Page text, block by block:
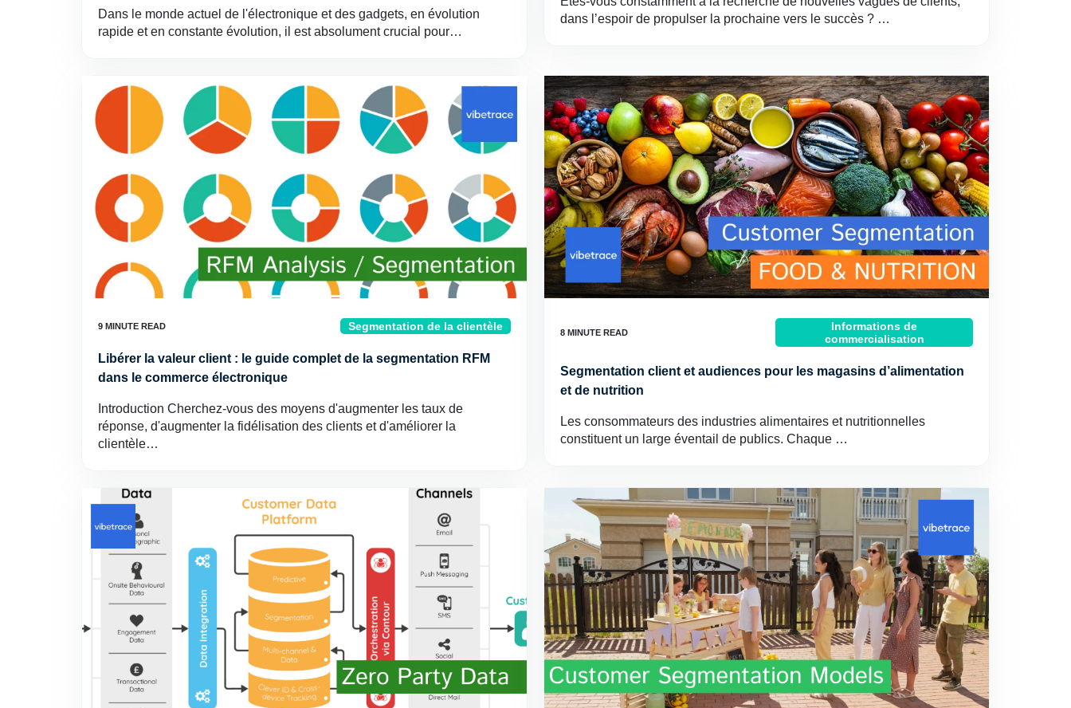
Dans le monde actuel de l'électronique et des gadgets, en évolution
rapide et en constante évolution, il est absolument crucial pour…
dans l’espoir de propulser la prochaine vers le succès ? …
Segmentation de la clientèle
Libérer la valeur client : le guide complet de la segmentation RFM
dans le commerce électronique
Introduction Cherchez-vous des moyens d'augmenter les taux de
réponse, d'augmenter la fidélisation des clients et d'améliorer la
clientèle…
Informations de
commercialisation
Segmentation client et audiences pour les magasins d’alimentation
et de nutrition
Les consommateurs des industries alimentaires et nutritionnelles
constituent un large éventail de publics. Chaque …